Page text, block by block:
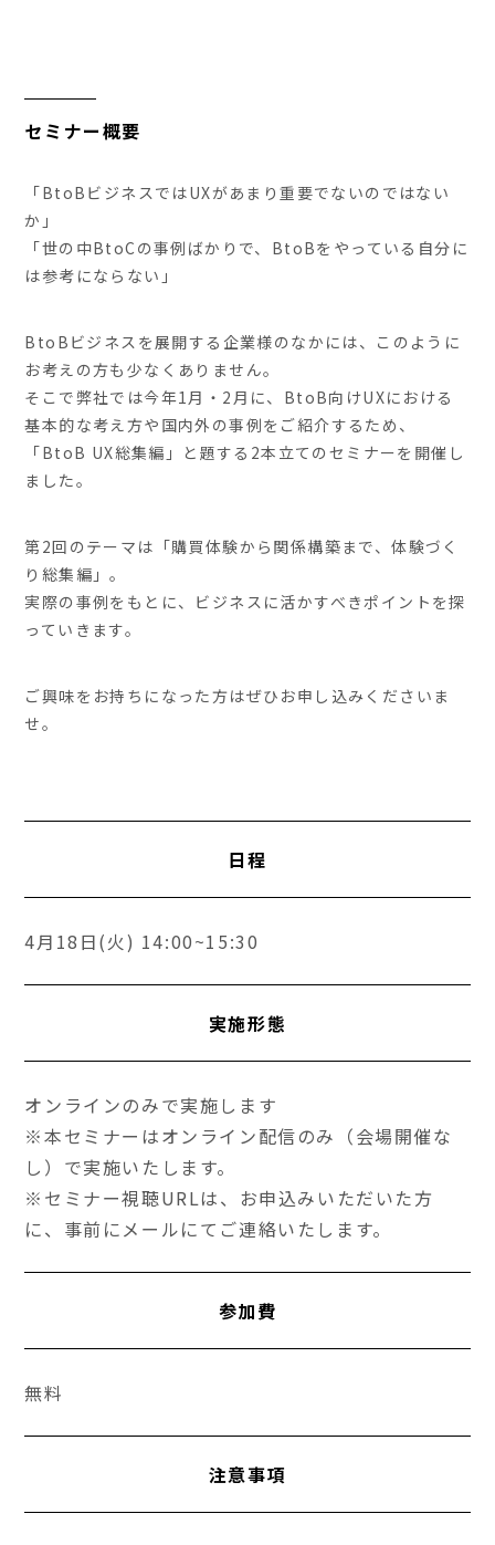
セミナー概要
「BtoBビジネスではUXがあまり重要でないのではない
か」
「世の中BtoCの事例ばかりで、BtoBをやっている自分に
は参考にならない」
BtoBビジネスを展開する企業様のなかには、このように
お考えの方も少なくありません。
そこで弊社では今年1月・2月に、BtoB向けUXにおける
基本的な考え方や国内外の事例をご紹介するため、
「BtoB UX総集編」と題する2本立てのセミナーを開催し
ました。
第2回のテーマは「購買体験から関係構築まで、体験づく
り総集編」。
実際の事例をもとに、ビジネスに活かすべきポイントを探
っていきます。
ご興味をお持ちになった方はぜひお申し込みくださいま
せ。
日程
4月18日(火) 14:00~15:30
実施形態
オンラインのみで実施します
※本セミナーはオンライン配信のみ（会場開催な
し）で実施いたします。
※セミナー視聴URLは、お申込みいただいた方
に、事前にメールにてご連絡いたします。
参加費
無料
注意事項